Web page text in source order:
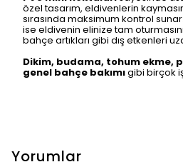
özel tasarım, eldivenlerin
sırasında maksimum kontrol sunar.
ise eldivenin elinize tam
bahçe artıkları gibi dış etkenleri
Dikim, budama, tohum ekme,
genel bahçe bakımıgibi birçok
Yorumlar